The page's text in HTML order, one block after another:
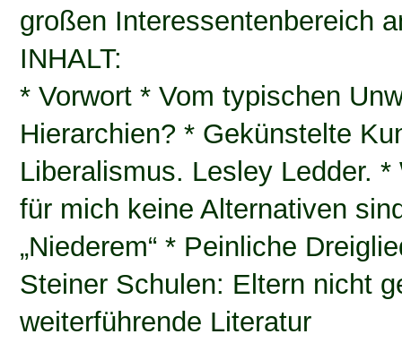
großen Interessentenbereich
INHALT:
* Vorwort * Vom typischen
Hierarchien? * Gekünstelte
Liberalismus. Lesley Ledder.
für mich keine Alternativen
„Niederem“ * Peinliche
Steiner Schulen: Eltern nicht
weiterführende Literatur